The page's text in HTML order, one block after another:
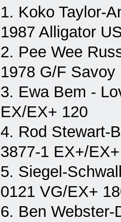
1. Koko Taylor-
1987 Alligator
2. Pee Wee
1978 G/F
3. Ewa Bem -
EX/EX+ 120
4. Rod Stewart-
3877-1 EX+/
5. Siegel-
0121 VG/EX+
6. Ben